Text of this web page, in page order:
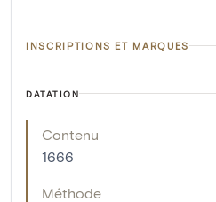
INSCRIPTIONS ET MARQUES
DATATION
Contenu
1666
Méthode